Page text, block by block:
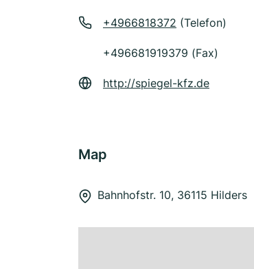
+4966818372 (Telefon)
+496681919379 (Fax)
http://spiegel-kfz.de
Map
Bahnhofstr. 10, 36115 Hilders